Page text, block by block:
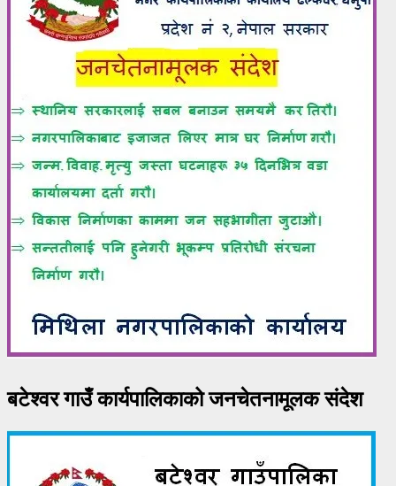
बटेश्वर गाउँ कार्यपालिकाको जनचेतनामूलक संदेश